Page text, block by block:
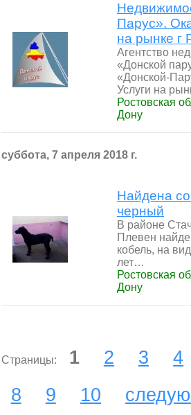
Парус».
на рынке г
Агентство
«Донской
«Донской-
Услуги на
Ростовская
Дону
суббота, 7 апреля 2018 г.
Найдена
черный
В районе
Плевен
кобель, на
лет…
Ростовская
Дону
Страницы: 1 2 3 4
8
9 10